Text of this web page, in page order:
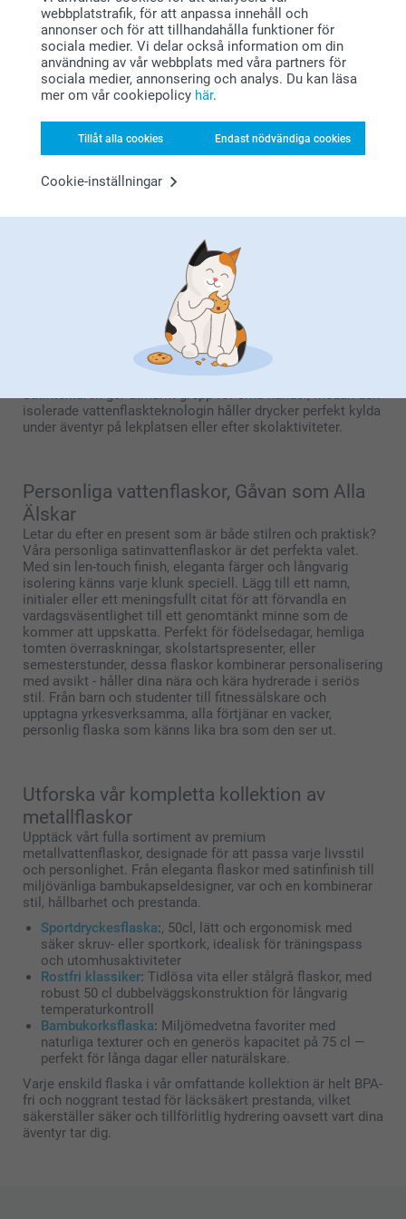
webbplatstrafik, för att anpassa innehåll och
annonser och för att tillhandahålla funktioner för
sociala medier. Vi delar också information om din
användning av vår webbplats med våra partners för
sociala medier, annonsering och analys. Du kan läsa
mer om vår cookiepolicy här.
Tillåt alla cookies Endast nödvändiga cookies
Cookie-inställningar
livet, och våra personliga flaskor tar vardaglig hydrering till
en ny nivå. Perfekta som skolvattenflaskor för elever eller
professionella följeslagare för kontorsarbetare, dessa
återanvändbara vattenflaskor eliminerar behovet av
engångsplast samtidigt som de håller dig ordentligt
hydrerad under din hektiska dag. Den praktiska storleken
ryggsäckar, vilket gör dem idealiska för daglig användning.
Oavsett om du pendlar, tränar eller helt enkelt arbetar
alltid har tillgång till perfekt tempererade drycker.
Satin Touch-flaskor, Perfekta för Barn
Våra personliga vattenflaskor med lyxig satinfinish är
utmärkta presenter för barn och kombinerar hållbarhet med
underbar personalisering. Barn älskar att se sina namn
vackert visade på dessa flaskor av högkvalitativt rostfritt
stål, vilket gör det roligt att dricka och förhindrar att
flaskorna blandas ihop i skolan eller i idrottsklubbar.
Satintexturen ger utmärkt grepp för små händer, medan den
isolerade vattenflaskteknologin håller drycker perfekt kylda
under äventyr på lekplatsen eller efter skolaktiviteter.
Personliga vattenflaskor, Gåvan som Alla
Älskar
Letar du efter en present som är både stilren och praktisk?
Våra personliga satinvattenflaskor är det perfekta valet.
Med sin len-touch finish, eleganta färger och långvarig
isolering känns varje klunk speciell. Lägg till ett namn,
initialer eller ett meningsfullt citat för att förvandla en
vardagsväsentlighet till ett genomtänkt minne som de
kommer att uppskatta. Perfekt för födelsedagar, hemliga
tomten överraskningar, skolstartspresenter, eller
semesterstunder, dessa flaskor kombinerar personalisering
med avsikt - håller dina nära och kära hydrerade i seriös
stil. Från barn och studenter till fitnessälskare och
upptagna yrkesverksamma, alla förtjänar en vacker,
personlig flaska som känns lika bra som den ser ut.
Utforska vår kompletta kollektion av
metallflaskor
Upptäck vårt fulla sortiment av premium
metallvattenflaskor, designade för att passa varje livsstil
och personlighet. Från eleganta flaskor med satinfinish till
miljövänliga bambukapseldesigner, var och en kombinerar
stil, hållbarhet och prestanda.
Sportdryckesflaska:, 50cl, lätt och ergonomisk med
säker skruv- eller sportkork, idealisk för träningspass
och utomhusaktiviteter
Rostfri klassiker: Tidlösa vita eller stålgrå flaskor, med
robust 50 cl dubbelväggskonstruktion för långvarig
temperaturkontroll
Bambukorksflaska: Miljömedvetna favoriter med
naturliga texturer och en generös kapacitet på 75 cl —
perfekt för långa dagar eller naturälskare.
Varje enskild flaska i vår omfattande kollektion är helt BPA-
fri och noggrant testad för läcksäkert prestanda, vilket
säkerställer säker och tillförlitlig hydrering oavsett vart dina
äventyr tar dig.